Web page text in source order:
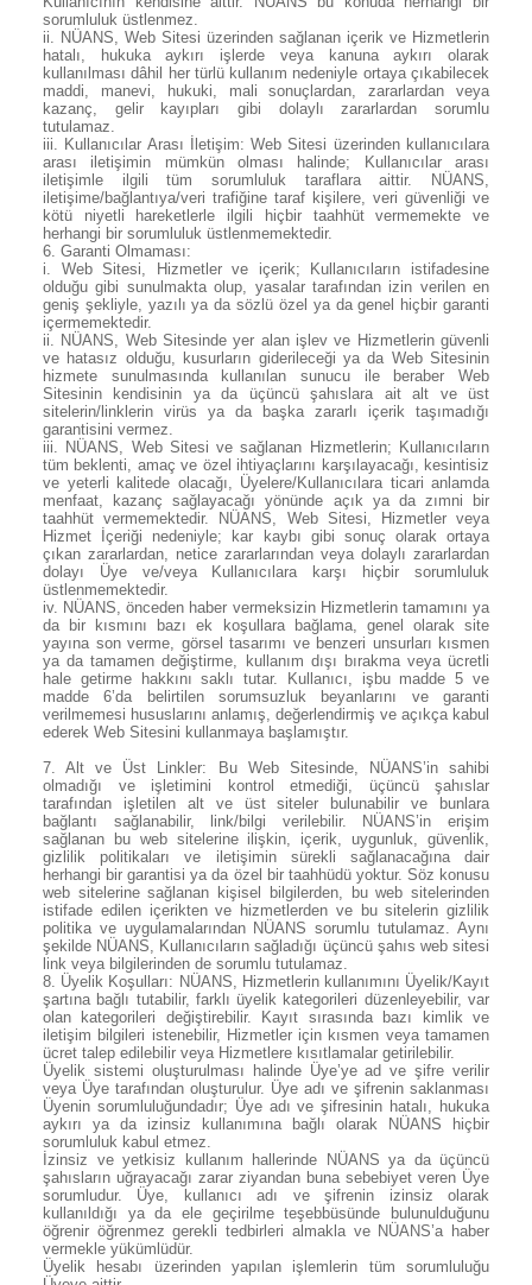
sorumluluk üstlenmez.
ii. NÜANS, Web Sitesi üzerinden sağlanan içerik ve Hizmetlerin
hatalı, hukuka aykırı işlerde veya kanuna aykırı olarak
kullanılması dâhil her türlü kullanım nedeniyle ortaya çıkabilecek
maddi, manevi, hukuki, mali sonuçlardan, zararlardan veya
kazanç, gelir kayıpları gibi dolaylı zararlardan sorumlu
tutulamaz.
iii. Kullanıcılar Arası İletişim: Web Sitesi üzerinden kullanıcılara
arası iletişimin mümkün olması halinde; Kullanıcılar arası
iletişimle ilgili tüm sorumluluk taraflara aittir. NÜANS,
iletişime/bağlantıya/veri trafiğine taraf kişilere, veri güvenliği ve
kötü niyetli hareketlerle ilgili hiçbir taahhüt vermemekte ve
herhangi bir sorumluluk üstlenmemektedir.
6. Garanti Olmaması:
i. Web Sitesi, Hizmetler ve içerik; Kullanıcıların istifadesine
olduğu gibi sunulmakta olup, yasalar tarafından izin verilen en
geniş şekliyle, yazılı ya da sözlü özel ya da genel hiçbir garanti
içermemektedir.
ii. NÜANS, Web Sitesinde yer alan işlev ve Hizmetlerin güvenli
ve hatasız olduğu, kusurların giderileceği ya da Web Sitesinin
hizmete sunulmasında kullanılan sunucu ile beraber Web
Sitesinin kendisinin ya da üçüncü şahıslara ait alt ve üst
sitelerin/linklerin virüs ya da başka zararlı içerik taşımadığı
garantisini vermez.
iii. NÜANS, Web Sitesi ve sağlanan Hizmetlerin; Kullanıcıların
tüm beklenti, amaç ve özel ihtiyaçlarını karşılayacağı, kesintisiz
ve yeterli kalitede olacağı, Üyelere/Kullanıcılara ticari anlamda
menfaat, kazanç sağlayacağı yönünde açık ya da zımni bir
taahhüt vermemektedir. NÜANS, Web Sitesi, Hizmetler veya
Hizmet İçeriği nedeniyle; kar kaybı gibi sonuç olarak ortaya
çıkan zararlardan, netice zararlarından veya dolaylı zararlardan
dolayı Üye ve/veya Kullanıcılara karşı hiçbir sorumluluk
üstlenmemektedir.
iv. NÜANS, önceden haber vermeksizin Hizmetlerin tamamını ya
da bir kısmını bazı ek koşullara bağlama, genel olarak site
yayına son verme, görsel tasarımı ve benzeri unsurları kısmen
ya da tamamen değiştirme, kullanım dışı bırakma veya ücretli
hale getirme hakkını saklı tutar. Kullanıcı, işbu madde 5 ve
madde 6’da belirtilen sorumsuzluk beyanlarını ve garanti
verilmemesi hususlarını anlamış, değerlendirmiş ve açıkça kabul
ederek Web Sitesini kullanmaya başlamıştır.
7.
Alt ve Üst Linkler: Bu Web Sitesinde, NÜANS’in sahibi
olmadığı ve işletimini kontrol etmediği, üçüncü şahıslar
tarafından işletilen alt ve üst siteler bulunabilir ve bunlara
bağlantı sağlanabilir, link/bilgi verilebilir. NÜANS’in erişim
sağlanan bu web sitelerine ilişkin, içerik, uygunluk, güvenlik,
gizlilik politikaları ve iletişimin sürekli sağlanacağına dair
herhangi bir garantisi ya da özel bir taahhüdü yoktur. Söz konusu
web sitelerine sağlanan kişisel bilgilerden, bu web sitelerinden
istifade edilen içerikten ve hizmetlerden ve bu sitelerin gizlilik
politika ve uygulamalarından NÜANS sorumlu tutulamaz. Aynı
şekilde NÜANS, Kullanıcıların sağladığı üçüncü şahıs web sitesi
link veya bilgilerinden de sorumlu tutulamaz.
8. Üyelik Koşulları: NÜANS, Hizmetlerin kullanımını Üyelik/Kayıt
şartına bağlı tutabilir, farklı üyelik kategorileri düzenleyebilir, var
olan kategorileri değiştirebilir. Kayıt sırasında bazı kimlik ve
iletişim bilgileri istenebilir, Hizmetler için kısmen veya tamamen
ücret talep edilebilir veya Hizmetlere kısıtlamalar getirilebilir.
Üyelik sistemi oluşturulması halinde Üye’ye ad ve şifre verilir
veya Üye tarafından oluşturulur. Üye adı ve şifrenin saklanması
Üyenin sorumluluğundadır; Üye adı ve şifresinin hatalı, hukuka
aykırı ya da izinsiz kullanımına bağlı olarak NÜANS hiçbir
sorumluluk kabul etmez.
İzinsiz ve yetkisiz kullanım hallerinde NÜANS ya da üçüncü
şahısların uğrayacağı zarar ziyandan buna sebebiyet veren Üye
sorumludur. Üye, kullanıcı adı ve şifrenin izinsiz olarak
kullanıldığı ya da ele geçirilme teşebbüsünde bulunulduğunu
öğrenir öğrenmez gerekli tedbirleri almakla ve NÜANS’a haber
vermekle yükümlüdür.
Üyelik hesabı üzerinden yapılan işlemlerin tüm sorumluluğu